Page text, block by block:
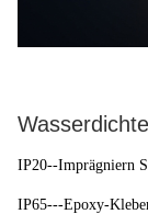
IP20--Imprägniern
IP65---Epoxy-